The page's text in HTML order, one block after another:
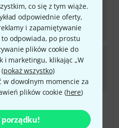
co się z tym wiąże.
odpowiednie oferty,
i zapamiętywanie
odpowiada, po prostu
plików cookie do
i marketingu, klikając „W
pokaż wszystko)
w dowolnym momencie za
plików cookie (here)
porządku!
1711-6B-E B-Stock
od 900 zł
podatek VAT